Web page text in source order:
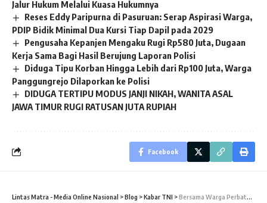
Jalur Hukum Melalui Kuasa Hukumnya
Reses Eddy Paripurna di Pasuruan: Serap Aspirasi Warga,
PDIP Bidik Minimal Dua Kursi Tiap Dapil pada 2029
Pengusaha Kepanjen Mengaku Rugi Rp580 Juta, Dugaan
Kerja Sama Bagi Hasil Berujung Laporan Polisi
Diduga Tipu Korban Hingga Lebih dari Rp100 Juta, Warga
Panggungrejo Dilaporkan ke Polisi
DIDUGA TERTIPU MODUS JANJI NIKAH, WANITA ASAL
JAWA TIMUR RUGI RATUSAN JUTA RUPIAH
Facebook
Lintas Matra - Media Online Nasional >Blog >Kabar TNI >Bersama Warga Perbatasan, Satgas Yonmek 521/DY Bersih-Bersih Area Masjid